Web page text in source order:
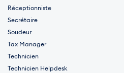
Réceptionniste
Secrétaire
Soudeur
Tax Manager
Technicien
Technicien Helpdesk